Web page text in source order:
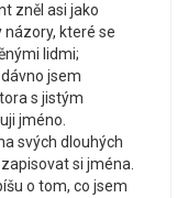
zněl asi jako
názory, které se
lidmi;
jsem
s jistým
jméno.
svých dlouhých
si jména.
o tom, co jsem